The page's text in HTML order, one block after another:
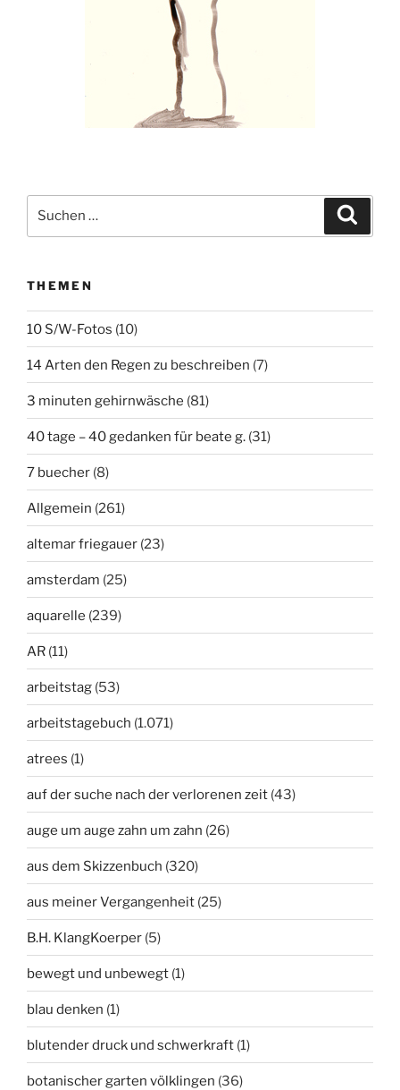
THEMEN
10 S/W-Fotos (10)
14 Arten den Regen zu beschreiben (7)
3 minuten gehirnwäsche (81)
40 tage – 40 gedanken für beate g. (31)
7 buecher (8)
Allgemein (261)
altemar friegauer (23)
amsterdam (25)
aquarelle (239)
AR (11)
arbeitstag (53)
arbeitstagebuch (1.071)
atrees (1)
auf der suche nach der verlorenen zeit (43)
auge um auge zahn um zahn (26)
aus dem Skizzenbuch (320)
aus meiner Vergangenheit (25)
B.H. KlangKoerper (5)
bewegt und unbewegt (1)
blau denken (1)
blutender druck und schwerkraft (1)
botanischer garten völklingen (36)